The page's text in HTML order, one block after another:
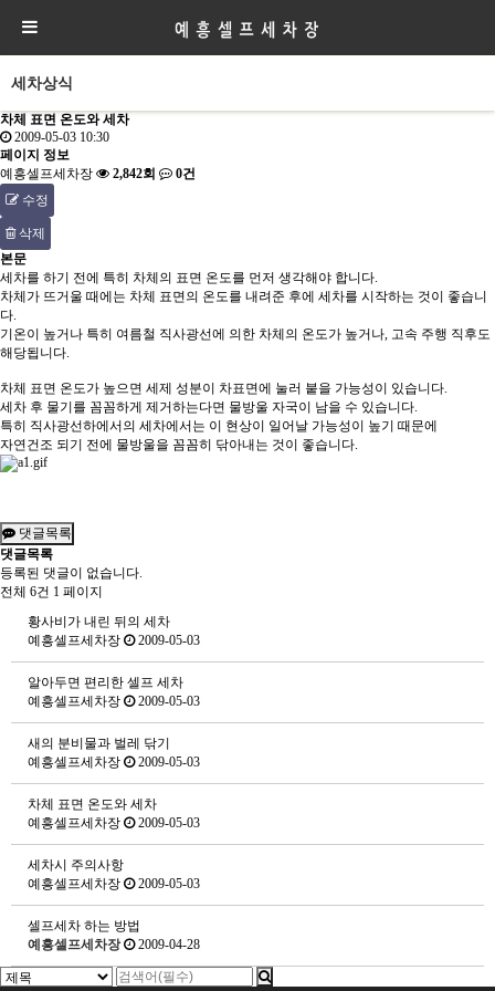
세차상식
차체 표면 온도와 세차
2009-05-03 10:30
페이지 정보
예흥셀프세차장
2,842회
0건
수정
삭제
본문
세차를 하기 전에 특히 차체의 표면 온도를 먼저 생각해야 합니다.
차체가 뜨거울 때에는 차체 표면의 온도를 내려준 후에 세차를 시작하는 것이 좋습니
다.
기온이 높거나 특히 여름철 직사광선에 의한 차체의 온도가 높거나, 고속 주행 직후도
해당됩니다.
차체 표면 온도가 높으면 세제 성분이 차표면에 눌러 붙을 가능성이 있습니다.
세차 후 물기를 꼼꼼하게 제거하는다면 물방울 자국이 남을 수 있습니다.
특히 직사광선하에서의 세차에서는 이 현상이 일어날 가능성이 높기 때문에
자연건조 되기 전에 물방울을 꼼꼼히 닦아내는 것이 좋습니다.
댓글목록
댓글목록
등록된 댓글이 없습니다.
전체 6건 1 페이지
황사비가 내린 뒤의 세차
예흥셀프세차장
2009-05-03
알아두면 편리한 셀프 세차
예흥셀프세차장
2009-05-03
새의 분비물과 벌레 닦기
예흥셀프세차장
2009-05-03
차체 표면 온도와 세차
예흥셀프세차장
2009-05-03
세차시 주의사항
예흥셀프세차장
2009-05-03
셀프세차 하는 방법
예흥셀프세차장
2009-04-28